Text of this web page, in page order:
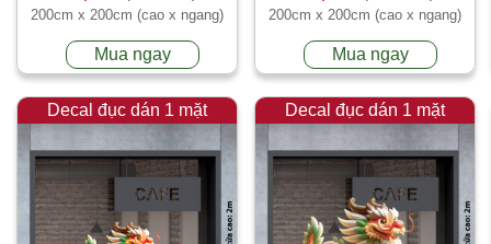
200cm x 200cm (cao x ngang)
Mua ngay
200cm x 200cm (cao x ngang)
Mua ngay
Decal đục dán 1 mặt Decal đục dán 1 mặt